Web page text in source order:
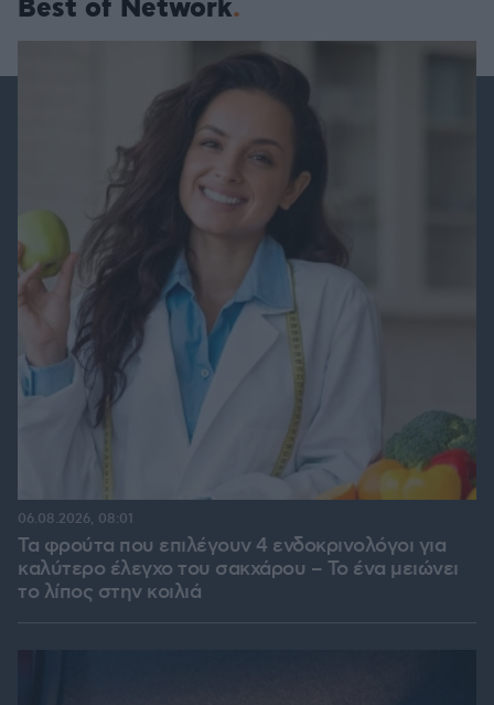
Best of Network
Τα φρούτα που επιλέγουν 4 ενδοκρινολόγοι για
καλύτερο έλεγχο του σακχάρου – Το ένα μειώνει
το λίπος στην κοιλιά
06.08.2026, 08:01